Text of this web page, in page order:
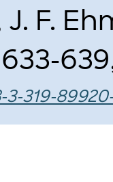
J. F.
3-319-